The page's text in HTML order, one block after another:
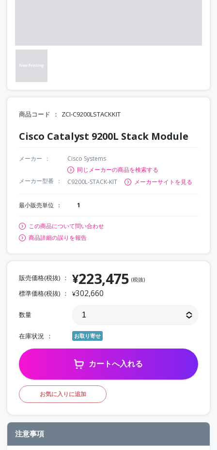
商品コード ZCI-C9200LSTACKKIT
Cisco Catalyst 9200L Stack Module
メーカー
Cisco Systems
同じメーカーの商品を検索する
メーカー型番
C9200L-STACK-KIT メーカーサイトを見る
最小販売単位 1
この商品について問い合わせ
商品詳細の誤りを報告
販売価格(税抜) ¥223,475 (税抜)
標準価格(税抜) ¥302,660
数量
在庫状況 お取り寄せ
カートへ入れる
お気に入りに追加
注意事項